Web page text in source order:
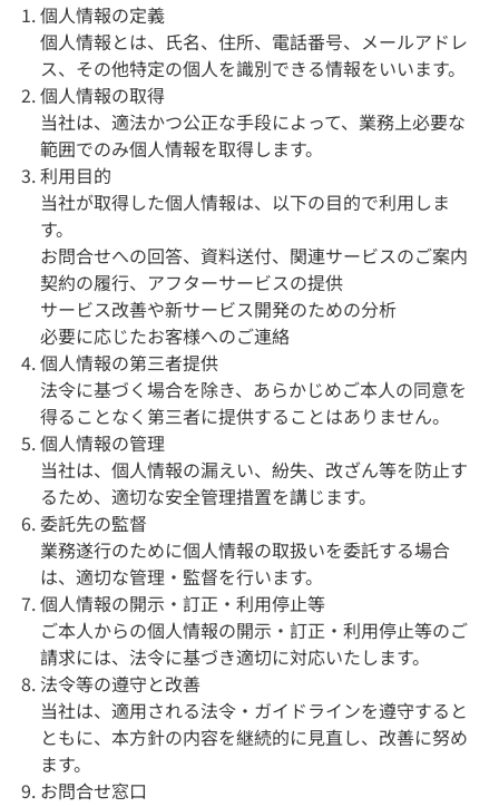
個人情報の定義
個人情報とは、氏名、住所、電話番号、メールアドレ
ス、その他特定の個人を識別できる情報をいいます。
個人情報の取得
当社は、適法かつ公正な手段によって、業務上必要な
範囲でのみ個人情報を取得します。
利用目的
当社が取得した個人情報は、以下の目的で利用しま
す。
お問合せへの回答、資料送付、関連サービスのご案内
契約の履行、アフターサービスの提供
サービス改善や新サービス開発のための分析
必要に応じたお客様へのご連絡
個人情報の第三者提供
法令に基づく場合を除き、あらかじめご本人の同意を
得ることなく第三者に提供することはありません。
個人情報の管理
当社は、個人情報の漏えい、紛失、改ざん等を防止す
るため、適切な安全管理措置を講じます。
委託先の監督
業務遂行のために個人情報の取扱いを委託する場合
は、適切な管理・監督を行います。
個人情報の開示・訂正・利用停止等
ご本人からの個人情報の開示・訂正・利用停止等のご
請求には、法令に基づき適切に対応いたします。
法令等の遵守と改善
当社は、適用される法令・ガイドラインを遵守すると
ともに、本方針の内容を継続的に見直し、改善に努め
ます。
お問合せ窓口